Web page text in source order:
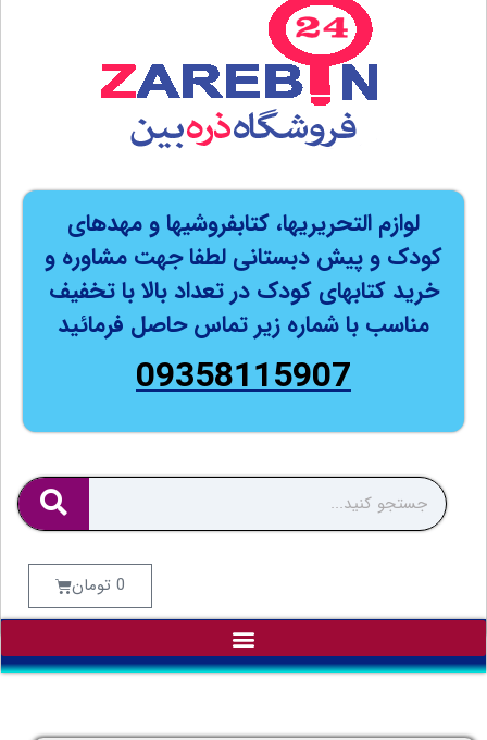
لوازم التحریریها، کتابفروشیها و مهدهای
کودک و پیش دبستانی لطفا جهت مشاوره و
خرید کتابهای کودک در تعداد بالا با تخفیف
مناسب با شماره زیر تماس حاصل فرمائید
09358115907
0 تومان